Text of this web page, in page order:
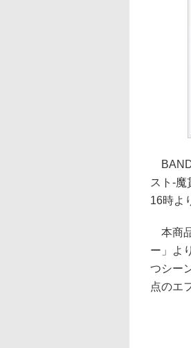
スト-魔
16時よ
本商
ー」よ
つシー
点のエ